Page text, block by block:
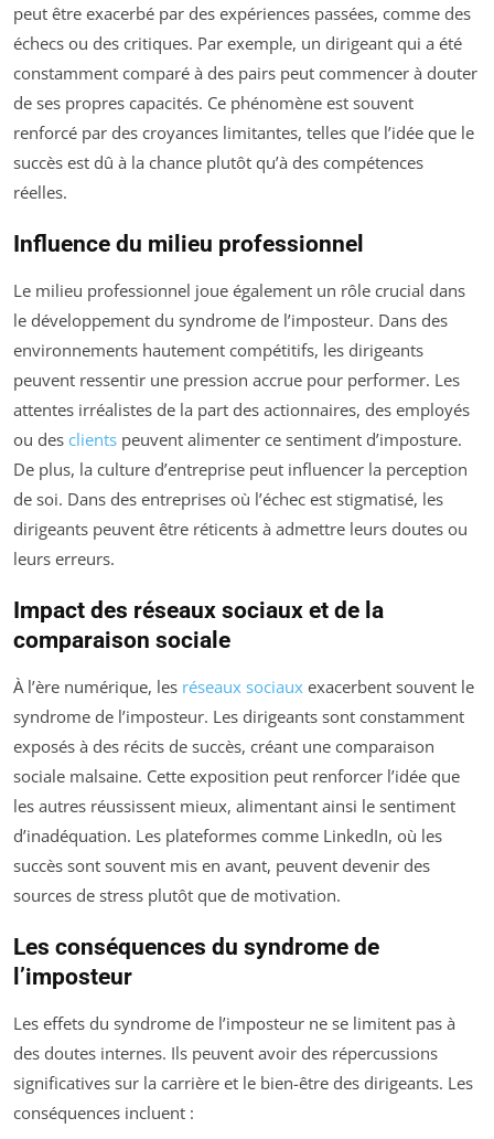
peut être exacerbé par des expériences passées, comme des
échecs ou des critiques. Par exemple, un dirigeant qui a été
constamment comparé à des pairs peut commencer à douter
de ses propres capacités. Ce phénomène est souvent
renforcé par des croyances limitantes, telles que l’idée que le
succès est dû à la chance plutôt qu’à des compétences
réelles.
Influence du milieu professionnel
Le milieu professionnel joue également un rôle crucial dans
le développement du syndrome de l’imposteur. Dans des
environnements hautement compétitifs, les dirigeants
peuvent ressentir une pression accrue pour performer. Les
attentes irréalistes de la part des actionnaires, des employés
ou des clients peuvent alimenter ce sentiment d’imposture.
De plus, la culture d’entreprise peut influencer la perception
de soi. Dans des entreprises où l’échec est stigmatisé, les
dirigeants peuvent être réticents à admettre leurs doutes ou
leurs erreurs.
Impact des réseaux sociaux et de la
comparaison sociale
À l’ère numérique, les réseaux sociaux exacerbent souvent le
syndrome de l’imposteur. Les dirigeants sont constamment
exposés à des récits de succès, créant une comparaison
sociale malsaine. Cette exposition peut renforcer l’idée que
les autres réussissent mieux, alimentant ainsi le sentiment
d’inadéquation. Les plateformes comme LinkedIn, où les
succès sont souvent mis en avant, peuvent devenir des
sources de stress plutôt que de motivation.
Les conséquences du syndrome de
l’imposteur
Les effets du syndrome de l’imposteur ne se limitent pas à
des doutes internes. Ils peuvent avoir des répercussions
significatives sur la carrière et le bien-être des dirigeants. Les
conséquences incluent :